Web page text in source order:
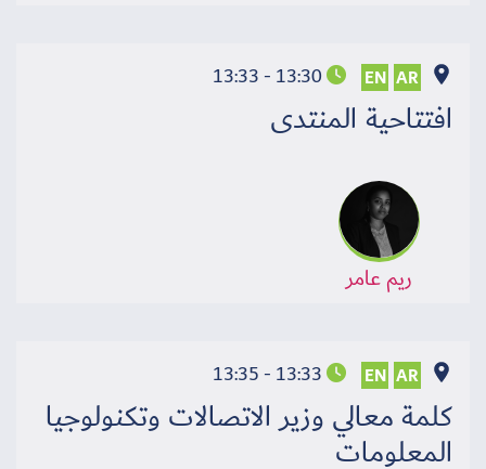
AR
EN
13:30 - 13:33
افتتاحية المنتدى
ريم عامر
AR
EN
13:33 - 13:35
كلمة معالي وزير الاتصالات وتكنولوجيا
المعلومات